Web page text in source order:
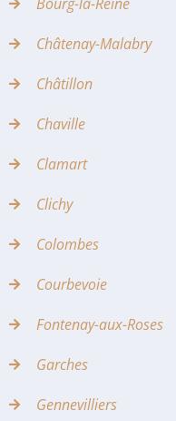
Châtenay-Malabry
Châtillon
Chaville
Clamart
Clichy
Colombes
Courbevoie
Fontenay-aux-Roses
Garches
Gennevilliers